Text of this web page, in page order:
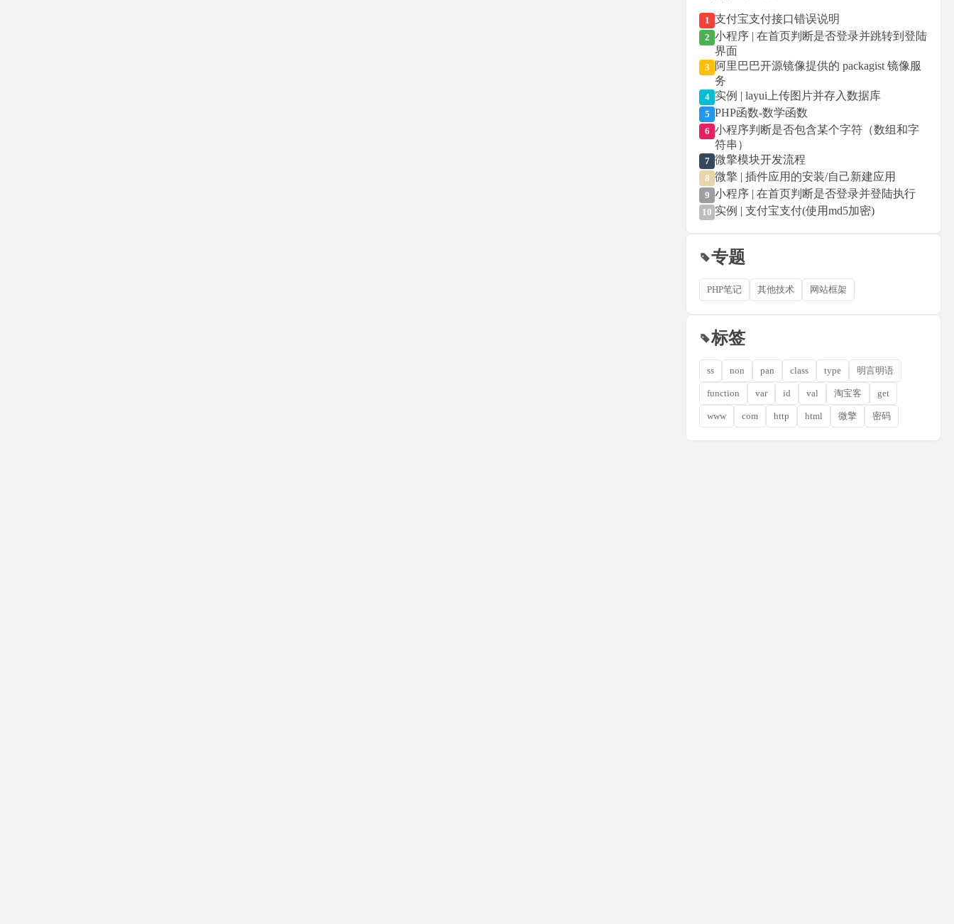
1 支付宝支付接口错误说明
2 小程序 | 在首页判断是否登录并跳转到登陆
界面
3
阿里巴巴开源镜像提供的 packagist 镜像服
务
4 实例 | layui上传图片并存入数据库
5 PHP函数-数学函数
6 小程序判断是否包含某个字符（数组和字
符串）
7 微擎模块开发流程
8 微擎 | 插件应用的安装/自己新建应用
9 小程序 | 在首页判断是否登录并登陆执行
10 实例 | 支付宝支付(使用md5加密)
专题
PHP笔记 其他技术 网站框架
标签
ss non pan class type 明言明语
function var id val 淘宝客 get
www com http html 微擎 密码